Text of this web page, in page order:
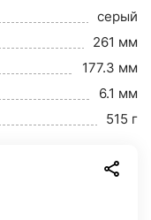
серый
261 мм
177.3 мм
6.1 мм
515 г